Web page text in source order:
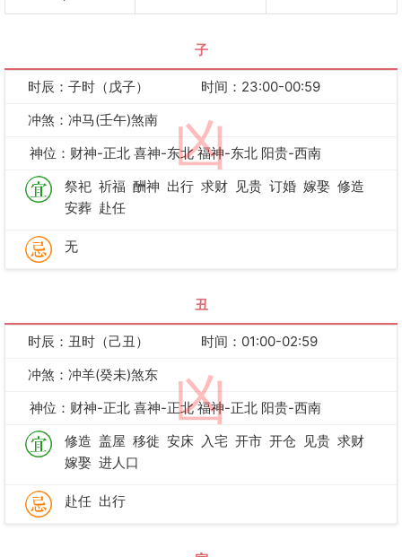
子
凶
时辰：子时（戊子）
时间：23:00-00:59
冲煞：冲马(壬午)煞南
神位：财神-正北 喜神-东北 福神-东北 阳贵-西南
祭祀 祈福 酬神 出行 求财 见贵 订婚 嫁娶 修造
安葬 赴任
无
丑
凶
时辰：丑时（己丑）
时间：01:00-02:59
冲煞：冲羊(癸未)煞东
神位：财神-正北 喜神-正北 福神-正北 阳贵-西南
修造 盖屋 移徙 安床 入宅 开市 开仓 见贵 求财
嫁娶 进人口
赴任 出行